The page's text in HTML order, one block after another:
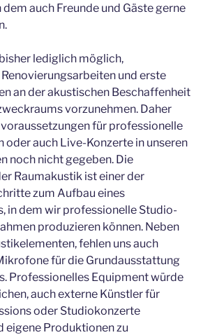
dem auch Freunde und Gäste gerne
lediglich möglich,
und erste
an der akustischen Beschaffenheit
vorzunehmen. Daher
für professionelle
oder auch Live-Konzerte in unseren
noch nicht gegeben. Die
Raumakustik ist einer der
zum Aufbau eines
in dem wir professionelle Studio-
produzieren können. Neben
fehlen uns auch
für die Grundausstattung
Professionelles Equipment würde
auch externe Künstler für
oder Studiokonzerte
eigene Produktionen zu